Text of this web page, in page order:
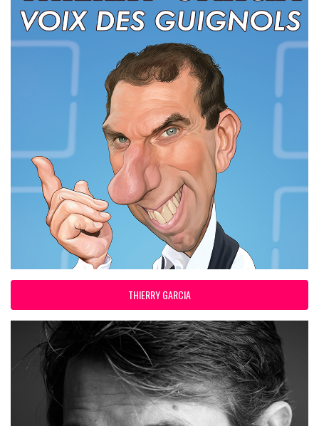
THIERRY GARCIA